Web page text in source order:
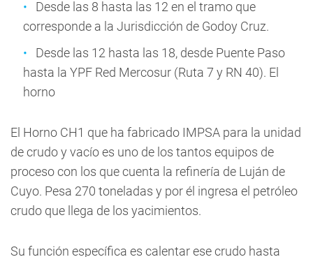
Desde las 8 hasta las 12 en el tramo que
corresponde a la Jurisdicción de Godoy Cruz.
Desde las 12 hasta las 18, desde Puente Paso
hasta la YPF Red Mercosur (Ruta 7 y RN 40). El
horno
El Horno CH1 que ha fabricado IMPSA para la unidad
de crudo y vacío es uno de los tantos equipos de
proceso con los que cuenta la refinería de Luján de
Cuyo. Pesa 270 toneladas y por él ingresa el petróleo
crudo que llega de los yacimientos.
Su función específica es calentar ese crudo hasta